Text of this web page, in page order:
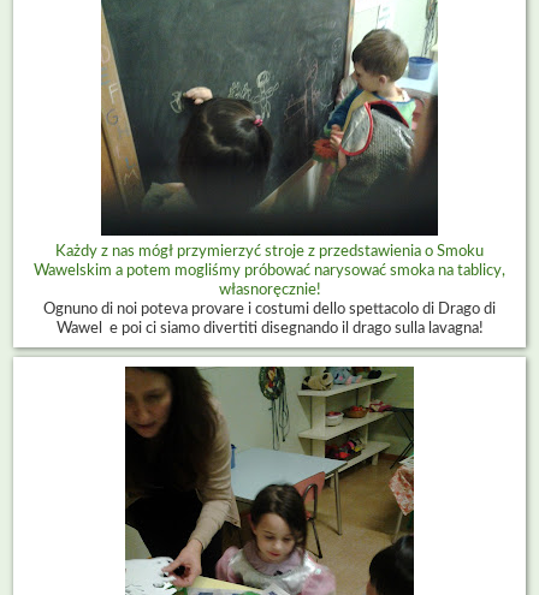
Każdy z nas mógł przymierzyć stroje z przedstawienia o Smoku
Wawelskim a potem mogliśmy próbować narysować smoka na tablicy,
własnoręcznie!
Ognuno di noi poteva provare i costumi dello spettacolo di Drago di
Wawel e poi ci siamo divertiti disegnando il drago sulla lavagna!